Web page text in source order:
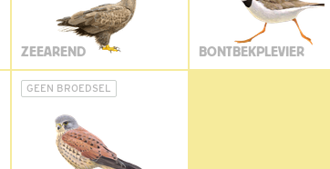
ZEEAREND BONTBEKPLEVIER
GEEN BROEDSEL